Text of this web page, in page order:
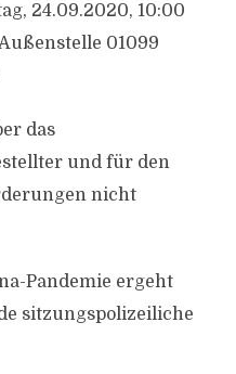
24.09.2020, 10:00
01099
das
und für den
nicht
Pandemie ergeht
sitzungspolizeiliche